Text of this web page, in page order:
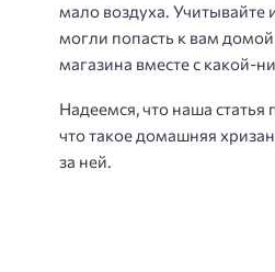
мало воздуха. Учитывайте
могли попасть к вам
магазина вместе с какой-
Надеемся, что наша статья
что такое домашняя
за ней.